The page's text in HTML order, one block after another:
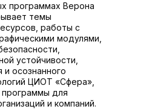
программах Верона
темы
работы с
модулями,
устойчивости,
и осознанного
ЦИОТ «Сфера»,
для
и компаний.